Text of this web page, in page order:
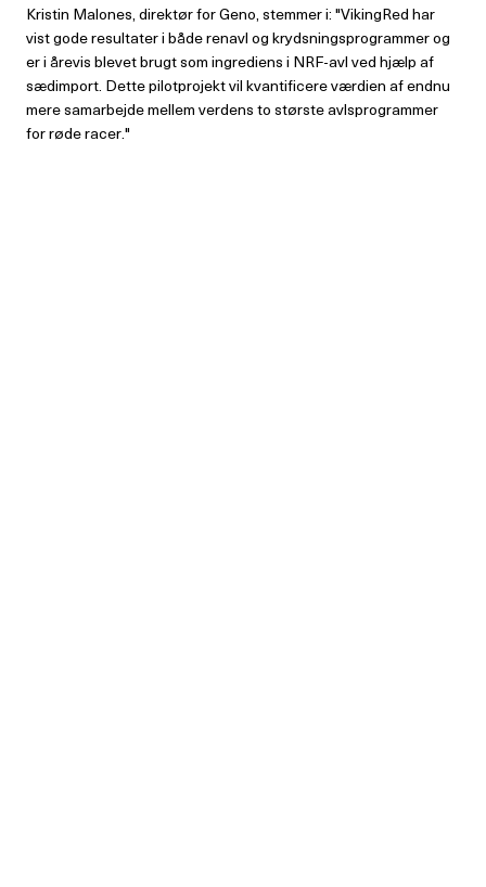
Kristin Malones, direktør for Geno, stemmer i: "VikingRed har
vist gode resultater i både renavl og krydsningsprogrammer og
er i årevis blevet brugt som ingrediens i NRF-avl ved hjælp af
sædimport. Dette pilotprojekt vil kvantificere værdien af endnu
mere samarbejde mellem verdens to største avlsprogrammer
for røde racer."